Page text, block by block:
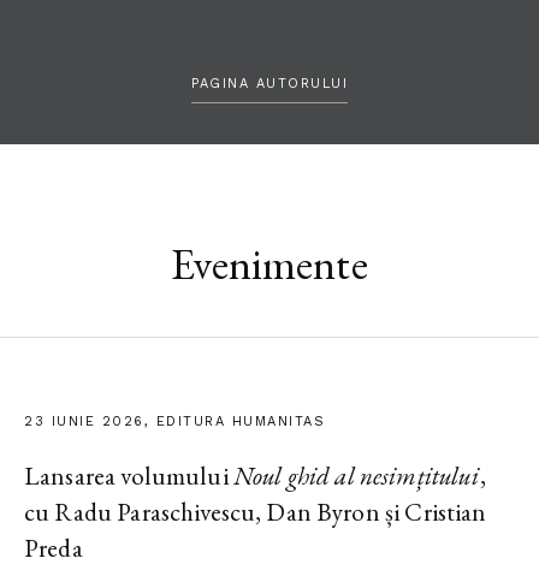
PAGINA AUTORULUI
Evenimente
23 IUNIE 2026, EDITURA HUMANITAS
Lansarea volumuluiNoul ghid al nesimțitului,
cu Radu Paraschivescu, Dan Byron și Cristian
Preda